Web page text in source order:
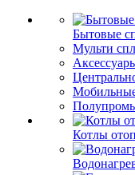
Бытовые
Мульти
Котлы